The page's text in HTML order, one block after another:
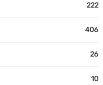
222
406
26
10